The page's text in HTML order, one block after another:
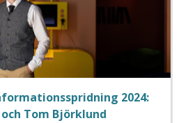
2024:
Tom Björklund